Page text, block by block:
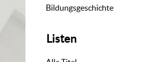
Bildungsgeschichte
Listen